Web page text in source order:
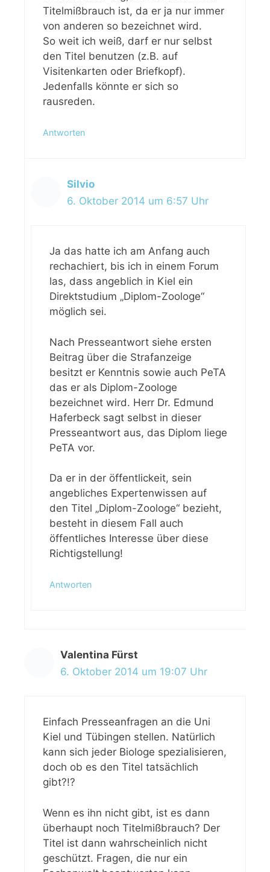
Titelmißbrauch ist, da er ja nur immer
von anderen so bezeichnet wird.
So weit ich weiß, darf er nur selbst
den Titel benutzen (z.B. auf
Visitenkarten oder Briefkopf).
Jedenfalls könnte er sich so
rausreden.
Antworten
Silvio
6. Oktober 2014 um 6:57 Uhr
Ja das hatte ich am Anfang auch
rechachiert, bis ich in einem Forum
las, dass angeblich in Kiel ein
Direktstudium „Diplom-Zoologe“
möglich sei.
Nach Presseantwort siehe ersten
Beitrag über die Strafanzeige
besitzt er Kenntnis sowie auch PeTA
das er als Diplom-Zoologe
bezeichnet wird. Herr Dr. Edmund
Haferbeck sagt selbst in dieser
Presseantwort aus, das Diplom liege
PeTA vor.
Da er in der öffentlickeit, sein
angebliches Expertenwissen auf
den Titel „Diplom-Zoologe“ bezieht,
besteht in diesem Fall auch
öffentliches Interesse über diese
Richtigstellung!
Antworten
Valentina Fürst
6. Oktober 2014 um 19:07 Uhr
Einfach Presseanfragen an die Uni
Kiel und Tübingen stellen. Natürlich
kann sich jeder Biologe spezialisieren,
doch ob es den Titel tatsächlich
gibt?!?
Wenn es ihn nicht gibt, ist es dann
überhaupt noch Titelmißbrauch? Der
Titel ist dann wahrscheinlich nicht
geschützt. Fragen, die nur ein